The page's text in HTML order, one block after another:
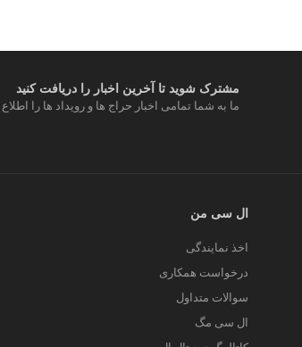
مشترک شوید تا آخرین اخبار را دریافت کنید
ما به شما تمامی اخبار حراج ها و رویداد ها را
ال سی من
اخذ نمایندگی
درخواست همکاری
سوالات متداول
ال سی مگ